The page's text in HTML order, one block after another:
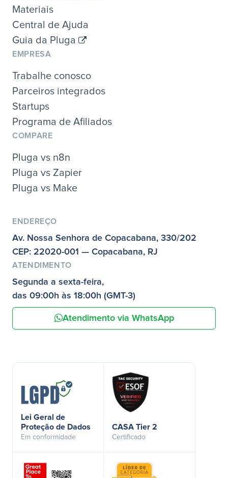
Materiais
Central de Ajuda
Guia da Pluga
EMPRESA
Trabalhe conosco
Parceiros integrados
Startups
Programa de Afiliados
COMPARE
Pluga vs n8n
Pluga vs Zapier
Pluga vs Make
ENDEREÇO
Av. Nossa Senhora de Copacabana, 330/202
CEP: 22020-001 — Copacabana, RJ
ATENDIMENTO
Segunda a sexta-feira,
das 09:00h às 18:00h (GMT-3)
Atendimento via WhatsApp
Lei Geral de
Proteção de Dados
Em conformidade
CASA Tier 2
Certificado